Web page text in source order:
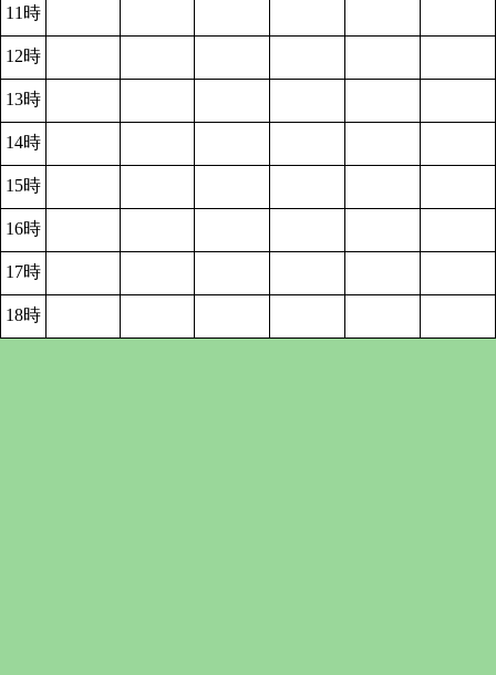
11時
12時
13時
14時
15時
16時
17時
18時